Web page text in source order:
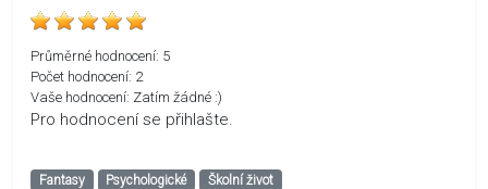
Průměrné hodnocení: 5
Počet hodnocení: 2
Vaše hodnocení: Zatím žádné :)
Pro hodnocení se přihlašte.
Fantasy Psychologické Školní život